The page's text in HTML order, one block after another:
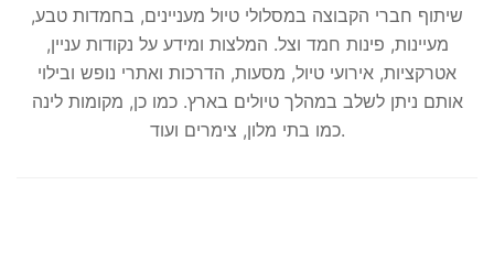
שיתוף חברי הקבוצה במסלולי טיול מעניינים, בחמדות טבע,
מעיינות, פינות חמד וצל. המלצות ומידע על נקודות עניין,
אטרקציות, אירועי טיול, מסעות, הדרכות ואתרי נופש ובילוי
אותם ניתן לשלב במהלך טיולים בארץ. כמו כן, מקומות לינה
כמו בתי מלון, צימרים ועוד.